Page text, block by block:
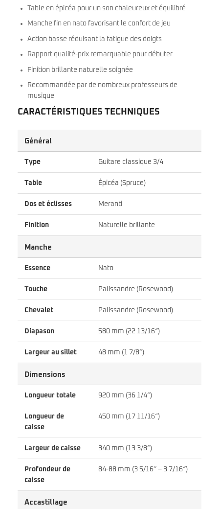
Table en épicéa pour un son chaleureux et équilibré
Manche fin en nato favorisant le confort de jeu
Action basse réduisant la fatigue des doigts
Rapport qualité-prix remarquable pour débuter
Finition brillante naturelle soignée
Recommandée par de nombreux professeurs de
musique
CARACTÉRISTIQUES TECHNIQUES
Général
Type Guitare classique 3/4
Table Épicéa (Spruce)
Dos et éclisses Meranti
Finition Naturelle brillante
Manche
Essence Nato
Touche Palissandre (Rosewood)
Chevalet Palissandre (Rosewood)
Diapason 580 mm (22 13/16″)
Largeur au sillet 48 mm (1 7/8″)
Dimensions
Longueur totale 920 mm (36 1/4″)
Longueur de
caisse
450 mm (17 11/16″)
Largeur de caisse 340 mm (13 3/8″)
Profondeur de
caisse
84-88 mm (3 5/16″ – 3 7/16″)
Accastillage